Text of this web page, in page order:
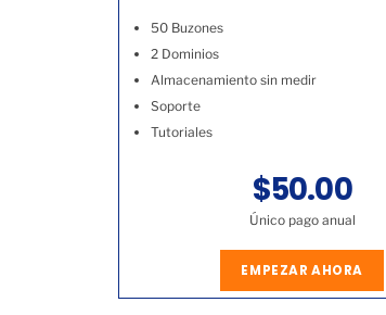
50 Buzones
2 Dominios
Almacenamiento sin medir
Soporte
Tutoriales
$50.00
Único pago anual
EMPEZAR AHORA